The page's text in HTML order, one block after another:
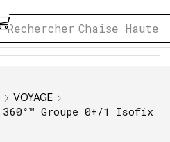
Rechercher Chaise Haute
VOYAGE
Groupe 0+/1 Isofix